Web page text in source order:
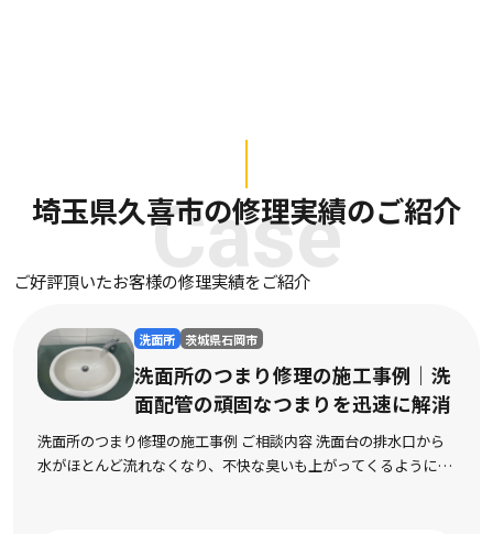
Case
埼玉県久喜市の修理実績のご紹介
ご好評頂いたお客様の修理実績をご紹介
洗面所 茨城県石岡市
洗面所のつまり修理の施工事例｜洗
面配管の頑固なつまりを迅速に解消
洗面所のつまり修理の施工事例 ご相談内容 洗面台の排水口から
水がほとんど流れなくなり、不快な臭いも上がってくるようにな